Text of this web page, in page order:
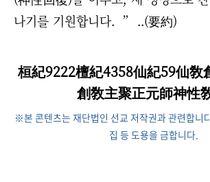
나기를 기원합니다. ” ..(要約)
桓紀9222檀紀4358仙紀59仙敎
創敎主聚正元師神性
※본 콘텐츠는 재단법인 선교 저작권과 관련합니
집 등 도용을 금합니다.